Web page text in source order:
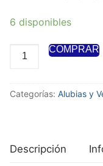
6 disponibles
COMPRAR
Categorías: Alubias y
Descripción